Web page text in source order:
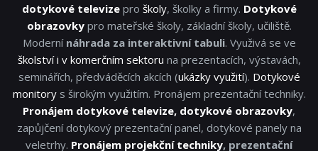
dotykové televizepro školy, školky a firmy. Dotykové
obrazovkypro mateřské školy, základní školy, učiliště.
Moderní náhrada za interaktivní tabuli. Využivá se ve
školství i v komerčním sektoru na prezentacích, výstavách,
seminářích, předváděcích akcích (ukázky využití). Dotykové
monitorys širokým využitím. Pronájem prezentační techniky.
Pronájem dotykové televize, dotykové obrazovky,
zapůjčení dotykový prezentační panel, dotykové panely na
veletrhy. Pronájem projekční techniky, prezentační